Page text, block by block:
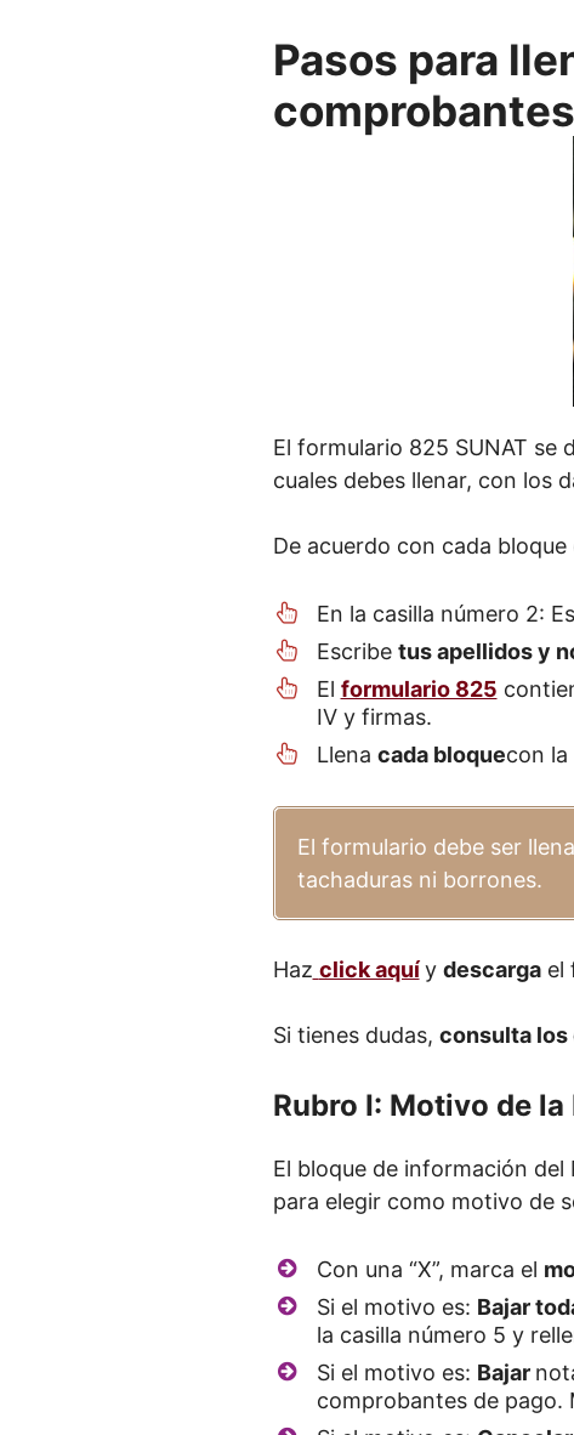
Pasos para
El formulario 825 SUNAT se
cuales debes llenar, con los
De acuerdo con cada
En la casilla número 2:
Escribe tus apellidos y
El formulario 825
IV y firmas.
Llena cada bloquecon
El formulario debe ser
tachaduras ni borrones.
Haz click aquí y descargael
Si tienes dudas, consulta los
Rubro I: Motivo de
El bloque de información del
para elegir como motivo de
Con una “X”, marca el
Si el motivo es: Bajar
la casilla número 5 y
Si el motivo es: Bajar
comprobantes de pago.